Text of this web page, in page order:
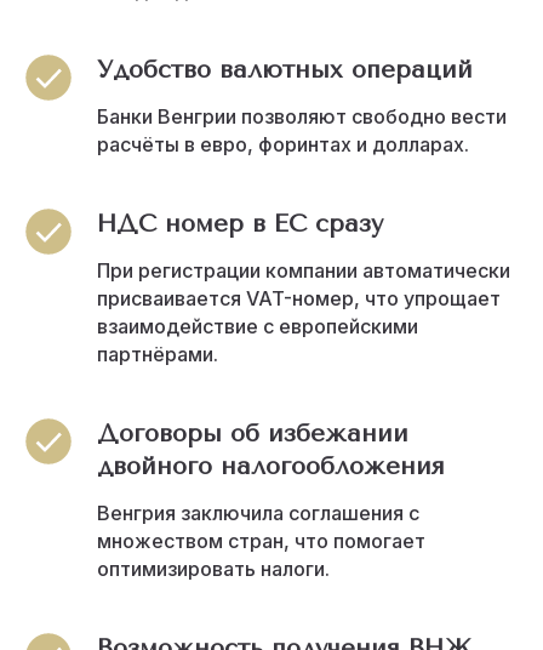
Удобство валютных операций
Банки Венгрии позволяют свободно вести
расчёты в евро, форинтах и долларах.
НДС номер в ЕС сразу
При регистрации компании автоматически
присваивается VAT-номер, что упрощает
взаимодействие с европейскими
партнёрами.
Договоры об избежании
двойного налогообложения
Венгрия заключила соглашения с
множеством стран, что помогает
оптимизировать налоги.